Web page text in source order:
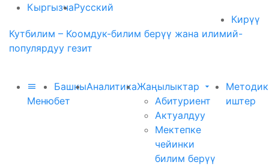
КыргызчаРусский
Кирүү
Кутбилим – Коомдук-билим берүү жана илимий-
популярдуу гезит
Меню
Башкы
бет
АналитикаЖаңылыктар
Абитуриент
Актуалдуу
Мектепке
чейинки
билим берүү
иштер